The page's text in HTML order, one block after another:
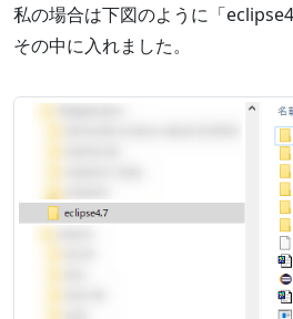
私の場合は下図のように「
その中に入れました。